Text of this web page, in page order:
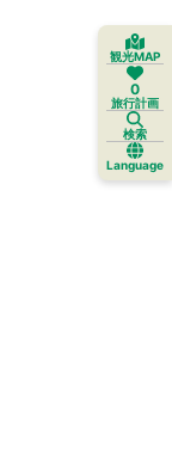
観光MAP
0
旅行計画
検索
Language